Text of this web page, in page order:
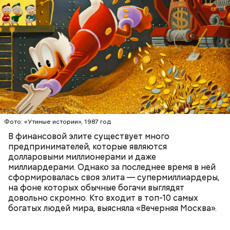
Фото: «Утиные истории», 1987 год
В финансовой элите существует много
предпринимателей, которые являются
долларовыми миллионерами и даже
миллиардерами. Однако за последнее время в ней
сформировалась своя элита — супермиллиардеры,
на фоне которых обычные богачи выглядят
довольно скромно. Кто входит в топ-10 самых
богатых людей мира, выясняла «Вечерняя Москва».
Фото: Shutterstock
которая по задумке делала качественную и
стильную одежду по доступным ценам.
БОГАТСТВО
БИЗНЕС
ПРЕДПРИНИМАТЕЛИ
МИЛЛИАРДЕРЫ
ДЕНЬГИ
Люсиль Рандон (118 лет)
Фото: public domain